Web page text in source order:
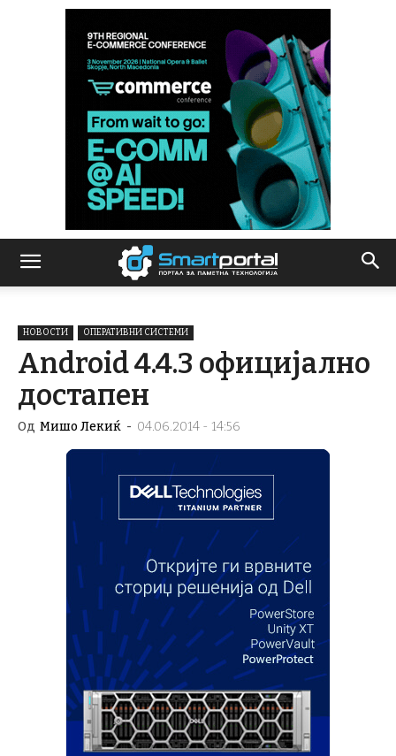
НОВОСТИ ОПЕРАТИВНИ СИСТЕМИ
Android 4.4.3 официјално
достапен
Од Мишо Лекиќ - 04.06.2014 - 14:56